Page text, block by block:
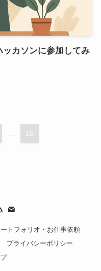
ッカソンに参加してみ
... 10
トフォリオ・お仕事依頼
プライバシーポリシー